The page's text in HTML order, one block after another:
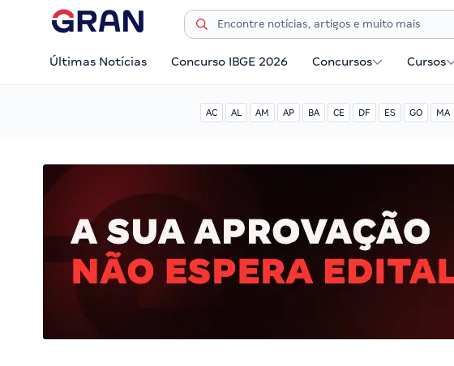
Últimas Notícias Concurso IBGE 2026 Concursos Cursos
AC AL AM AP BA CE DF ES GO MA